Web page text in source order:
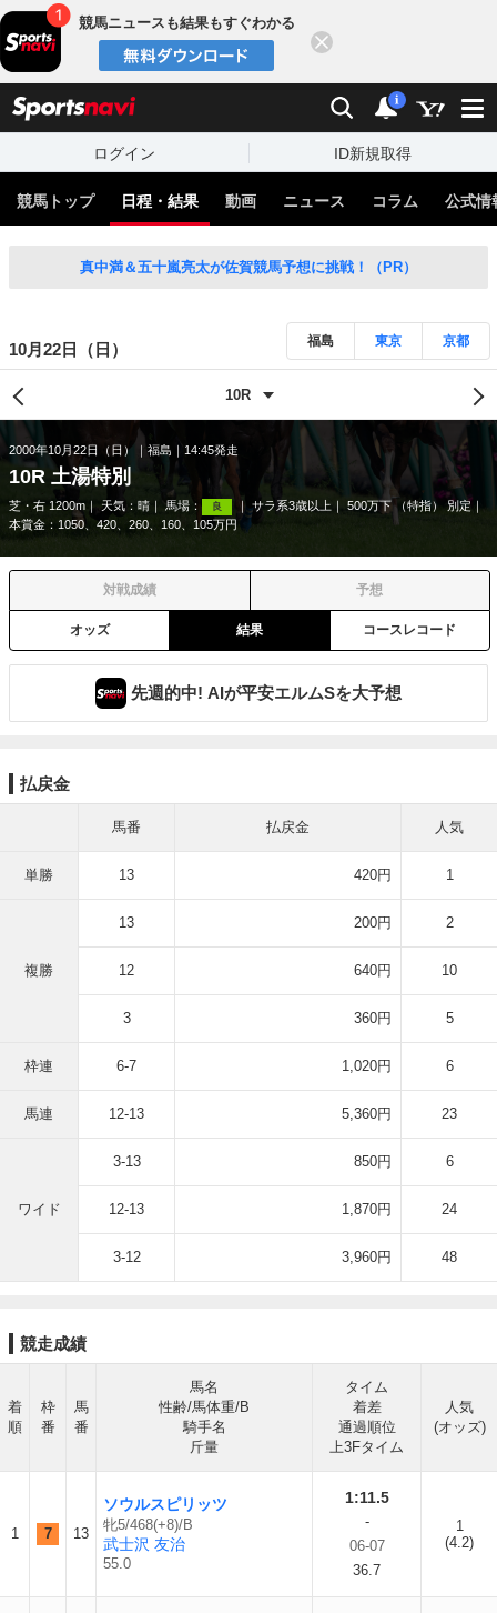
競馬ニュースも結果もすぐわかる
検索 通知
i
ログイン ID新規取得
競馬トップ 日程・結果 動画 ニュース コラム 公式情
真中満＆五十嵐亮太が佐賀競馬予想に挑戦！（PR）
10月22日（日） 福島 東京 京都
2000年10月22日（日） 福島 14:45発走
10R 土湯特別
芝・右 1200m 天気： 晴 馬場： 良 サラ系3歳以上
500万下 （特指） 別定
本賞金：1050、420、260、160、105万円
対戦成績 予想
オッズ 結果 コースレコード
先週的中! AIが平安エルムSを大予想
払戻金
馬番 払戻金 人気
単勝 13 420円 1
複勝
13 200円 2
12 640円 10
3 360円 5
枠連 6-7 1,020円 6
馬連 12-13 5,360円 23
ワイド
3-13 850円 6
12-13 1,870円 24
3-12 3,960円 48
競走成績
着
順
枠
番
馬
番
馬名
性齢/馬体重/B
騎手名
斤量
タイム
着差
通過順位
上3Fタイム
人気
(オッズ)
1 7 13
ソウルスピリッツ
牝5/468(+8)/B
武士沢 友治
55.0
1:11.5
-
06-07
36.7
1
(4.2)